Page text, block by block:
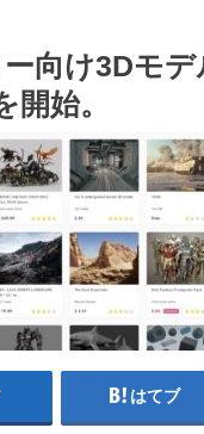
向け3Dモ
開始。
はてブ